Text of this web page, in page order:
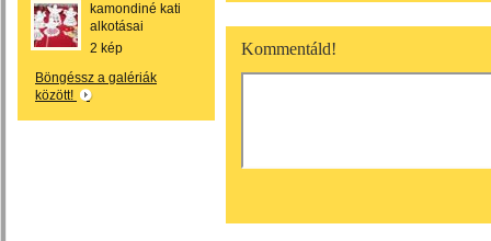
kamondiné kati
alkotásai
2 kép
Böngéssz a galériák
között!
Kommentáld!